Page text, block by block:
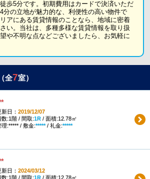
歩5分です。初期費用はカードで決済いただ
分の立地が魅力的な、利便性の高い物件で
アにある賃貸情報のことなら、地域に密着
い。当社は、多種多様な賃貸情報を取り扱
や不明な点などございましたら、お気軽に
全7室）
新日： 2019/12/07
数:1階 / 間取:1R/ 面積:12.78㎡
理:***** / 敷金:*****/ 礼金:*****
新日： 2024/03/12
数:1階 / 間取:1R/ 面積:12.78㎡